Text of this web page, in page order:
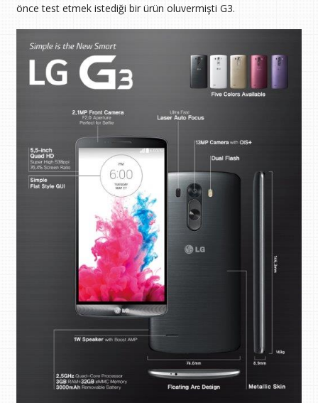
önce test etmek istediği bir ürün oluvermişti G3.